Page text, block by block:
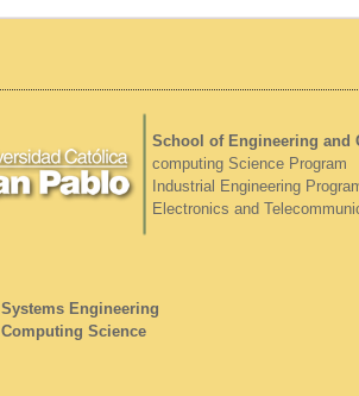
School of Engineering and
computing Science Program
Industrial Engineering
Electronics and
Systems Engineering
Computing Science